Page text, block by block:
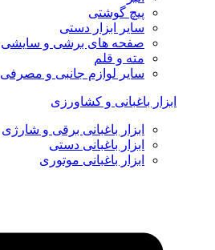
پیچ گوشتی
سایر ابزار دستی
صفحه های برشی و سایشی
مته و قلم
سایر لوازم جانبی و مصرفی
ابزار باغبانی و کشاورزی
ابزار باغبانی برقی و شارژی
ابزار باغبانی دستی
ابزار باغبانی موتوری